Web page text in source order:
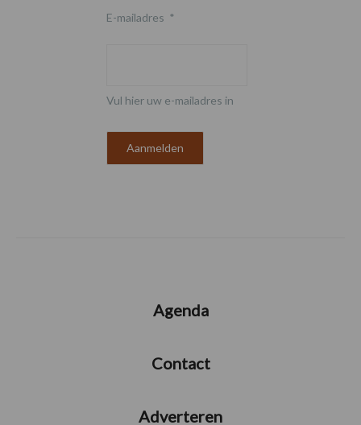
E-mailadres *
Vul hier uw e-mailadres in
Agenda
Contact
Adverteren